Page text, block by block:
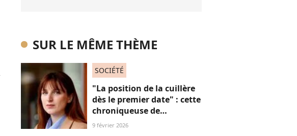
SUR LE MÊME THÈME
SOCIÉTÉ
"La position de la cuillère
dès le premier date" : cette
chroniqueuse de
Quotidien s'amuse de
9 février 2026